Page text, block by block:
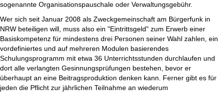
sogenannte Organisationspauschale oder Verwaltungsgebühr.
Wer sich seit Januar 2008 als Zweckgemeinschaft am Bürgerfunk in
NRW beteiligen will, muss also ein "Eintrittsgeld" zum Erwerb einer
Basiskompetenz für mindestens drei Personen seiner Wahl zahlen, ein
vordefiniertes und auf mehreren Modulen basierendes
Schulungsprogramm mit etwa 36 Unterrichtsstunden durchlaufen und
dort alle verlangten Gesinnungsprüfungen bestehen, bevor er
überhaupt an eine Beitragsproduktion denken kann. Ferner gibt es für
jeden die Pflicht zur jährlichen Teilnahme an wiederum